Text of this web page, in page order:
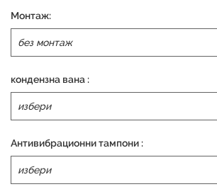
Монтаж:
кондензна вана :
Антивибрационни тампони :